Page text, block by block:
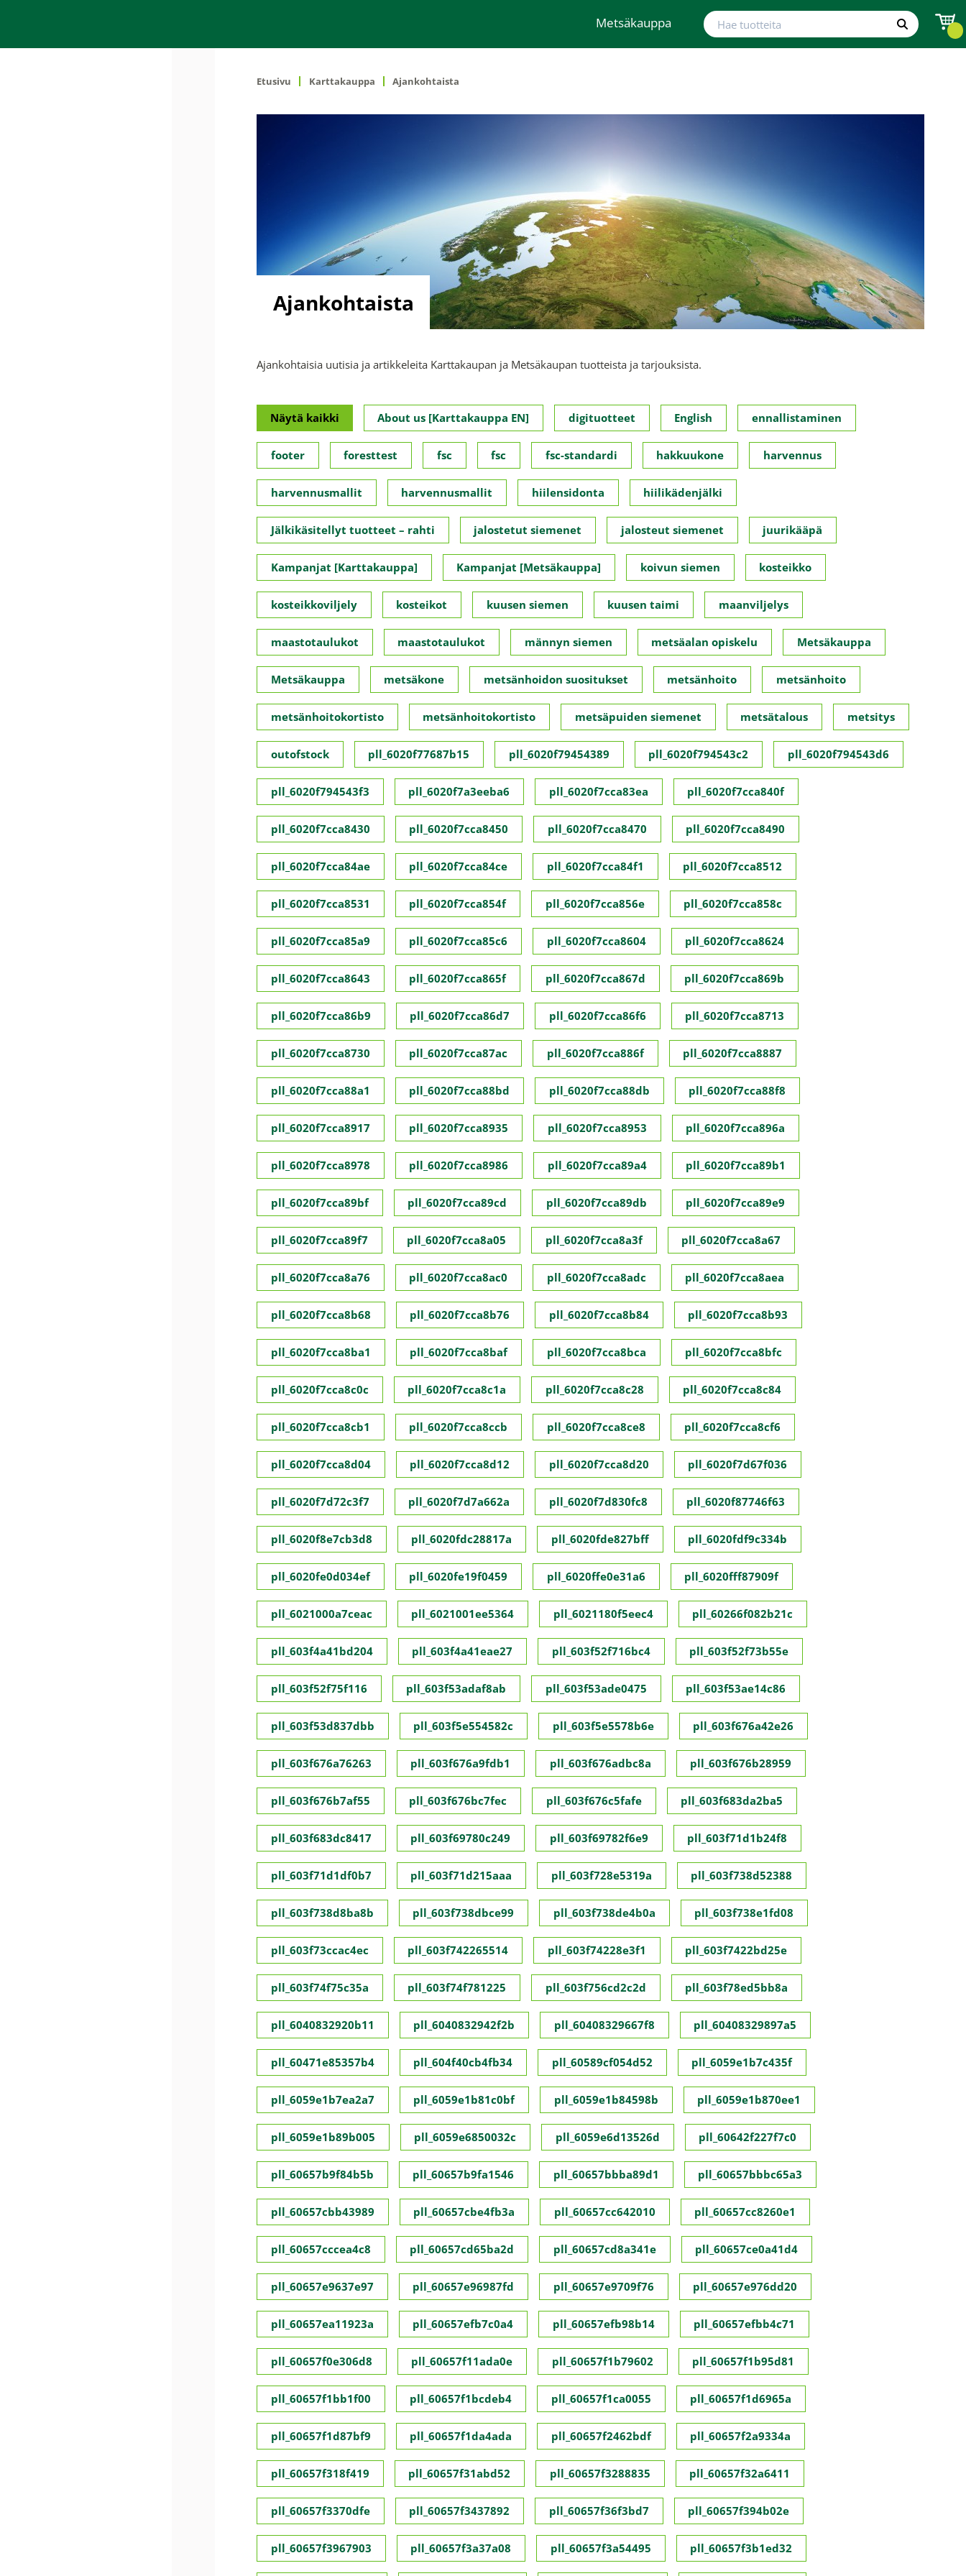
Metsäkauppa
Hae tuotteita
Hae
Etusivu Karttakauppa Ajankohtaista
Ajankohtaista
Ajankohtaisia uutisia ja artikkeleita Karttakaupan ja Metsäkaupan tuotteista ja tarjouksista.
Näytä kaikki About us [Karttakauppa EN] digituotteet English ennallistaminen
footer foresttest fsc fsc fsc-standardi hakkuukone harvennus
harvennusmallit harvennusmallit hiilensidonta hiilikädenjälki
Jälkikäsitellyt tuotteet – rahti jalostetut siemenet jalosteut siemenet juurikääpä
Kampanjat [Karttakauppa] Kampanjat [Metsäkauppa] koivun siemen kosteikko
kosteikkoviljely kosteikot kuusen siemen kuusen taimi maanviljelys
maastotaulukot maastotaulukot männyn siemen metsäalan opiskelu Metsäkauppa
Metsäkauppa metsäkone metsänhoidon suositukset metsänhoito metsänhoito
metsänhoitokortisto metsänhoitokortisto metsäpuiden siemenet metsätalous metsitys
outofstock pll_6020f77687b15 pll_6020f79454389 pll_6020f794543c2 pll_6020f794543d6
pll_6020f794543f3 pll_6020f7a3eeba6 pll_6020f7cca83ea pll_6020f7cca840f
pll_6020f7cca8430 pll_6020f7cca8450 pll_6020f7cca8470 pll_6020f7cca8490
pll_6020f7cca84ae pll_6020f7cca84ce pll_6020f7cca84f1 pll_6020f7cca8512
pll_6020f7cca8531 pll_6020f7cca854f pll_6020f7cca856e pll_6020f7cca858c
pll_6020f7cca85a9 pll_6020f7cca85c6 pll_6020f7cca8604 pll_6020f7cca8624
pll_6020f7cca8643 pll_6020f7cca865f pll_6020f7cca867d pll_6020f7cca869b
pll_6020f7cca86b9 pll_6020f7cca86d7 pll_6020f7cca86f6 pll_6020f7cca8713
pll_6020f7cca8730 pll_6020f7cca87ac pll_6020f7cca886f pll_6020f7cca8887
pll_6020f7cca88a1 pll_6020f7cca88bd pll_6020f7cca88db pll_6020f7cca88f8
pll_6020f7cca8917 pll_6020f7cca8935 pll_6020f7cca8953 pll_6020f7cca896a
pll_6020f7cca8978 pll_6020f7cca8986 pll_6020f7cca89a4 pll_6020f7cca89b1
pll_6020f7cca89bf pll_6020f7cca89cd pll_6020f7cca89db pll_6020f7cca89e9
pll_6020f7cca89f7 pll_6020f7cca8a05 pll_6020f7cca8a3f pll_6020f7cca8a67
pll_6020f7cca8a76 pll_6020f7cca8ac0 pll_6020f7cca8adc pll_6020f7cca8aea
pll_6020f7cca8b68 pll_6020f7cca8b76 pll_6020f7cca8b84 pll_6020f7cca8b93
pll_6020f7cca8ba1 pll_6020f7cca8baf pll_6020f7cca8bca pll_6020f7cca8bfc
pll_6020f7cca8c0c pll_6020f7cca8c1a pll_6020f7cca8c28 pll_6020f7cca8c84
pll_6020f7cca8cb1 pll_6020f7cca8ccb pll_6020f7cca8ce8 pll_6020f7cca8cf6
pll_6020f7cca8d04 pll_6020f7cca8d12 pll_6020f7cca8d20 pll_6020f7d67f036
pll_6020f7d72c3f7 pll_6020f7d7a662a pll_6020f7d830fc8 pll_6020f87746f63
pll_6020f8e7cb3d8 pll_6020fdc28817a pll_6020fde827bff pll_6020fdf9c334b
pll_6020fe0d034ef pll_6020fe19f0459 pll_6020ffe0e31a6 pll_6020fff87909f
pll_6021000a7ceac pll_6021001ee5364 pll_6021180f5eec4 pll_60266f082b21c
pll_603f4a41bd204 pll_603f4a41eae27 pll_603f52f716bc4 pll_603f52f73b55e
pll_603f52f75f116 pll_603f53adaf8ab pll_603f53ade0475 pll_603f53ae14c86
pll_603f53d837dbb pll_603f5e554582c pll_603f5e5578b6e pll_603f676a42e26
pll_603f676a76263 pll_603f676a9fdb1 pll_603f676adbc8a pll_603f676b28959
pll_603f676b7af55 pll_603f676bc7fec pll_603f676c5fafe pll_603f683da2ba5
pll_603f683dc8417 pll_603f69780c249 pll_603f69782f6e9 pll_603f71d1b24f8
pll_603f71d1df0b7 pll_603f71d215aaa pll_603f728e5319a pll_603f738d52388
pll_603f738d8ba8b pll_603f738dbce99 pll_603f738de4b0a pll_603f738e1fd08
pll_603f73ccac4ec pll_603f742265514 pll_603f74228e3f1 pll_603f7422bd25e
pll_603f74f75c35a pll_603f74f781225 pll_603f756cd2c2d pll_603f78ed5bb8a
pll_6040832920b11 pll_6040832942f2b pll_60408329667f8 pll_60408329897a5
pll_60471e85357b4 pll_604f40cb4fb34 pll_60589cf054d52 pll_6059e1b7c435f
pll_6059e1b7ea2a7 pll_6059e1b81c0bf pll_6059e1b84598b pll_6059e1b870ee1
pll_6059e1b89b005 pll_6059e6850032c pll_6059e6d13526d pll_60642f227f7c0
pll_60657b9f84b5b pll_60657b9fa1546 pll_60657bbba89d1 pll_60657bbbc65a3
pll_60657cbb43989 pll_60657cbe4fb3a pll_60657cc642010 pll_60657cc8260e1
pll_60657cccea4c8 pll_60657cd65ba2d pll_60657cd8a341e pll_60657ce0a41d4
pll_60657e9637e97 pll_60657e96987fd pll_60657e9709f76 pll_60657e976dd20
pll_60657ea11923a pll_60657efb7c0a4 pll_60657efb98b14 pll_60657efbb4c71
pll_60657f0e306d8 pll_60657f11ada0e pll_60657f1b79602 pll_60657f1b95d81
pll_60657f1bb1f00 pll_60657f1bcdeb4 pll_60657f1ca0055 pll_60657f1d6965a
pll_60657f1d87bf9 pll_60657f1da4ada pll_60657f2462bdf pll_60657f2a9334a
pll_60657f318f419 pll_60657f31abd52 pll_60657f3288835 pll_60657f32a6411
pll_60657f3370dfe pll_60657f3437892 pll_60657f36f3bd7 pll_60657f394b02e
pll_60657f3967903 pll_60657f3a37a08 pll_60657f3a54495 pll_60657f3b1ed32